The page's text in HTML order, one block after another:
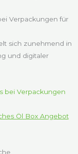
Verpackungen für
sich zunehmend in
und digitaler
Öl Box Angebot